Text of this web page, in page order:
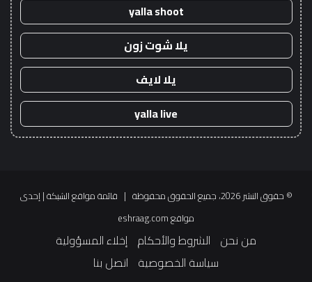
yalla shoot
يلا شوت زون
يلا لايف
yalla live
© حقوق النشر 2026، جميع الحقوق محفوظة | قائمة مواقع الشبكة| إحدى
مواقعeshraag.com
من نحن الشروط والأحكام إخلاء المسؤولية
سياسة الخصوصية اتصل بنا